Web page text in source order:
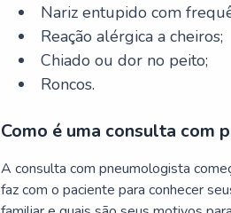
Nariz entupido com
Reação alérgica a cheiros;
Chiado ou dor no peito;
Roncos.
Como é uma consulta com
A consulta com pneumologista
faz com o paciente para conhecer